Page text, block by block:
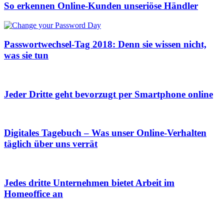
So erkennen Online-Kunden unseriöse Händler
Passwortwechsel-Tag 2018: Denn sie wissen nicht,
was sie tun
Jeder Dritte geht bevorzugt per Smartphone online
Digitales Tagebuch – Was unser Online-Verhalten
täglich über uns verrät
Jedes dritte Unternehmen bietet Arbeit im
Homeoffice an